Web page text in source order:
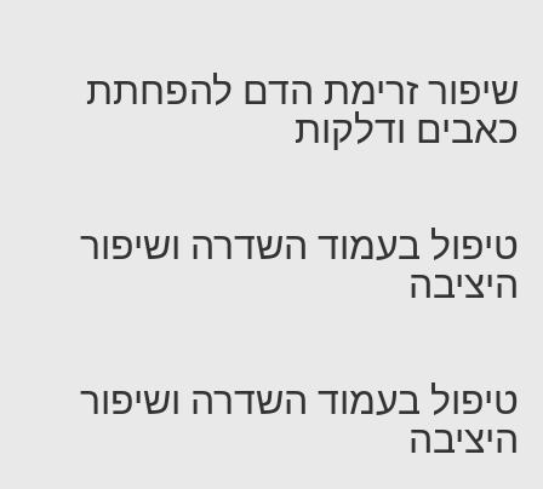
שיפור זרימת הדם להפחתת
כאבים ודלקות
טיפול בעמוד השדרה ושיפור
היציבה
טיפול בעמוד השדרה ושיפור
היציבה